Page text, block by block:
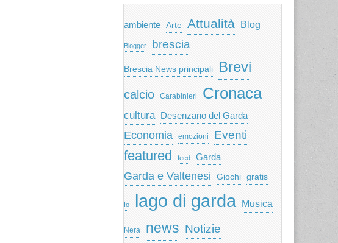
ambiente Arte Attualità Blog
Blogger brescia
Brescia News principali Brevi
calcio Carabinieri Cronaca
cultura Desenzano del Garda
Economia emozioni Eventi
featured feed Garda
Garda e Valtenesi Giochi gratis
Io lago di garda Musica
Nera news Notizie